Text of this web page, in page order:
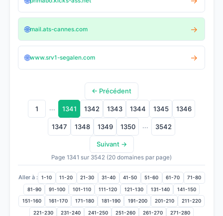
🌐mail.ats-cannes.com →
🌐www.srv1-segalen.com →
← Précédent
1 ... 1341 1342 1343 1344 1345 1346
1347 1348 1349 1350 ... 3542
Suivant →
Page 1341 sur 3542 (20 domaines par page)
Aller à : 1-10 11-20 21-30 31-40 41-50 51-60 61-70 71-80
81-90 91-100 101-110 111-120 121-130 131-140 141-150
151-160 161-170 171-180 181-190 191-200 201-210 211-220
221-230 231-240 241-250 251-260 261-270 271-280